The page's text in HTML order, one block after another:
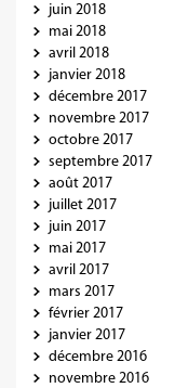
juin 2018
mai 2018
avril 2018
janvier 2018
décembre 2017
novembre 2017
octobre 2017
septembre 2017
août 2017
juillet 2017
juin 2017
mai 2017
avril 2017
mars 2017
février 2017
janvier 2017
décembre 2016
novembre 2016